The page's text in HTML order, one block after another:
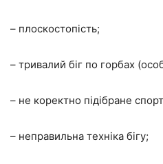
– плоскостопість;
– тривалий біг по горбах
– не коректно підібране
– неправильна техніка бігу;